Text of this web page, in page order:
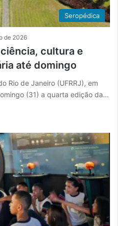
Seropédica
de 2026
cultura e
até domingo
Rio de Janeiro (UFRRJ), em
(31) a quarta edição da…